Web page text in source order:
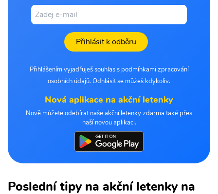
Přihlásit k odběru
Přihlášením vyjadřuješ souhlas s podmínkami zpracování
osobních údajů. Odhlásit se můžeš kdykoliv.
Nová aplikace na akční letenky
Nově můžete odebírat naše akční letenky zdarma také přes
naší novou aplikaci.
Poslední tipy na akční letenky na